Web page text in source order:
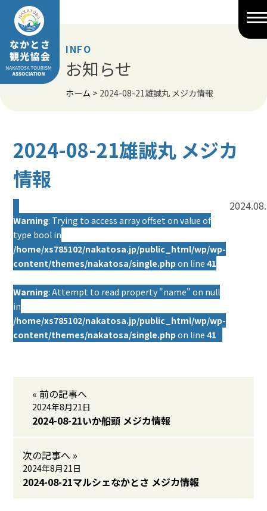
Skip
content
INFO
お知らせ
ホーム > 2024-08-21雄誠丸 メジカ情報
2024-08-21雄誠丸 メジカ
情報
Warning: Trying to access array offset on value of
type bool in
/home/xs785102/nakatosa.jp/public_html/wp/wp-
content/themes/nakatosa/single.php on line41
Warning: Attempt to read property "name" on null
in
/home/xs785102/nakatosa.jp/public_html/wp/wp-
content/themes/nakatosa/single.php on line41
« 前の記事へ
2024年8月21日
2024-08-21いか船頭 メジカ情報
次の記事へ »
2024年8月21日
2024-08-21マルシェなかとさ メジカ情報